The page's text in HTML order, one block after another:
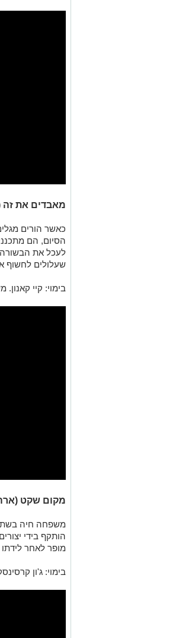
מאבדים את זה
כאשר הורים
הסיום, הם
לעכל את הבשורה,
שעלולים לחשוף
בימוי: קיי
מקום שקט (ארה"ב,
משפחה חיה
הותקף בידי
מופר לאחר
בימוי: ג'ון